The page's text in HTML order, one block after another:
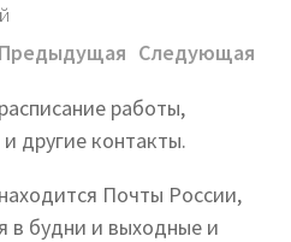
Предыдущая Следующая
работы,
другие контакты.
Почты России,
в будни и выходные и